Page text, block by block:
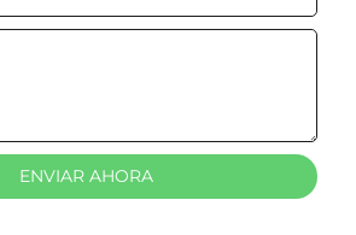
ENVIAR AHORA